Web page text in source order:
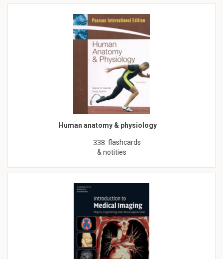
Human anatomy & physiology
338 flashcards
& notities